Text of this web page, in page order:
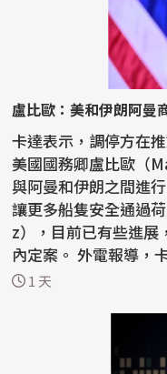
盧比歐：美和伊朗阿曼
卡達表示，調停方在
美國國務卿盧比歐（
與阿曼和伊朗之間進
讓更多船隻安全通過
z），目前已有些進展
內定案。 外電報導，卡達4日指出，調停方在推動美伊
結束戰爭...
1 天